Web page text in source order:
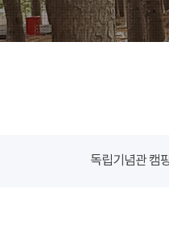
독립기념관 캠